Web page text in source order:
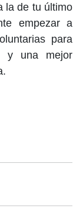
la de tu último
empezar a
para
y una mejor